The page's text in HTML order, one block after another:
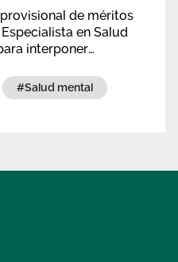
de méritos
en Salud
interponer
#salud mental